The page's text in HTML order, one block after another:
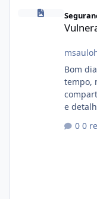
Vulnerabilidade no
Bom
tempo,
e
0